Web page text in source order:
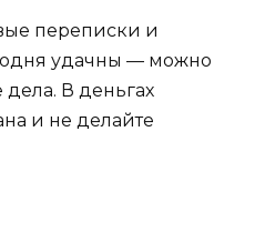
переписки и
удачны — можно
дела. В деньгах
и не делайте